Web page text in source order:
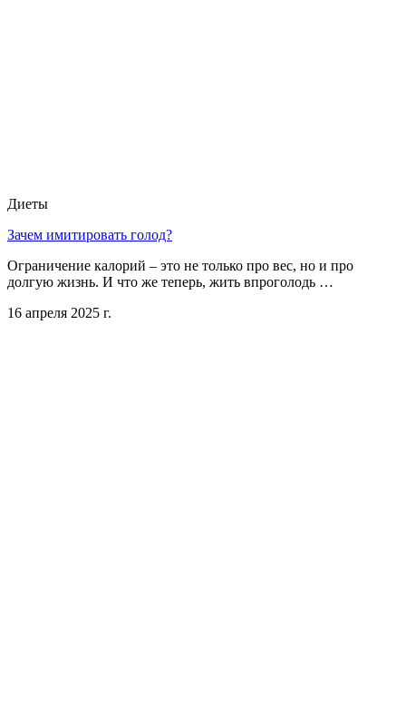
Диеты
Зачем имитировать голод?
Ограничение калорий – это не только про вес, но и про
долгую жизнь. И что же теперь, жить впроголодь …
16 апреля 2025 г.